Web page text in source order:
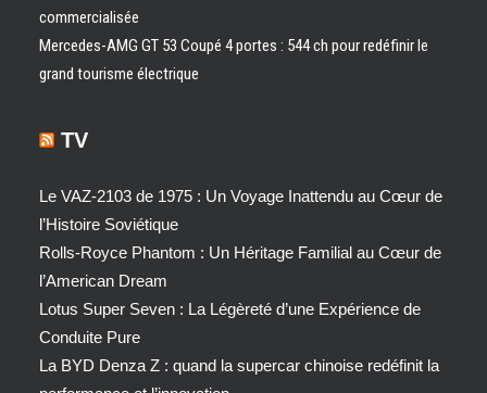
commercialisée
Mercedes-AMG GT 53 Coupé 4 portes : 544 ch pour redéfinir le
grand tourisme électrique
TV
Le VAZ-2103 de 1975 : Un Voyage Inattendu au Cœur de
l’Histoire Soviétique
Rolls-Royce Phantom : Un Héritage Familial au Cœur de
l’American Dream
Lotus Super Seven : La Légèreté d’une Expérience de
Conduite Pure
La BYD Denza Z : quand la supercar chinoise redéfinit la